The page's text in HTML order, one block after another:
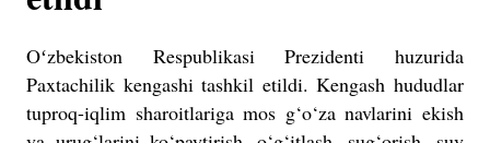
Oʻzbekiston Respublikasi Prezidenti huzurida
Paxtachilik kengashi tashkil etildi. Kengash hududlar
tuproq-iqlim sharoitlariga mos g‘o‘za navlarini ekish